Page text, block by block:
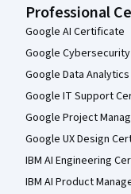
Professional
Google AI Certificate
Google
Google Data
Google IT Support
Google Project
Google UX Design
IBM AI Engineering
IBM AI Product